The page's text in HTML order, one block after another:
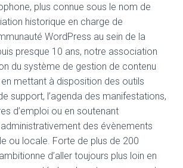
plus connue sous le nom de
historique en charge de
WordPress au sein de la
presque 10 ans, notre association
du système de gestion de contenu
en mettant à disposition des outils
support, l’agenda des manifestations,
d’emploi ou en soutenant
des évènements
ou locale. Forte de plus de 200
d’aller toujours plus loin en